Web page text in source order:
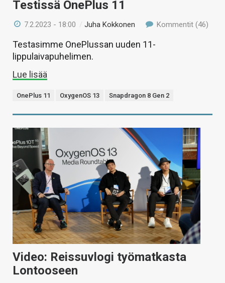
Testissä OnePlus 11
7.2.2023 - 18:00 /Juha Kokkonen Kommentit (46)
Testasimme OnePlussan uuden 11-
lippulaivapuhelimen.
Lue lisää
OnePlus 11 OxygenOS 13 Snapdragon 8 Gen 2
Video: Reissuvlogi työmatkasta
Lontooseen